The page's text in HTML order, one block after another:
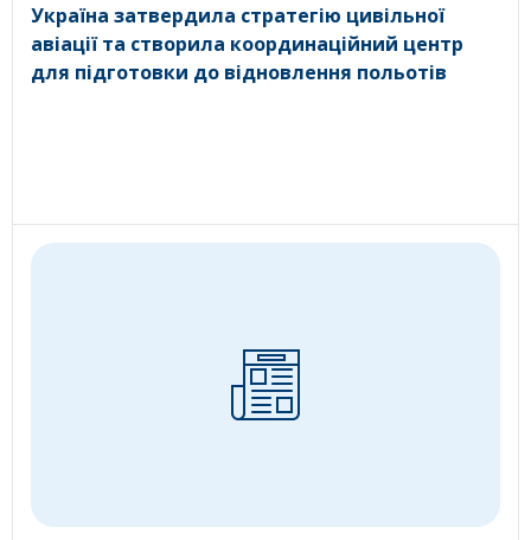
Україна затвердила стратегію цивільної
авіації та створила координаційний центр
для підготовки до відновлення польотів